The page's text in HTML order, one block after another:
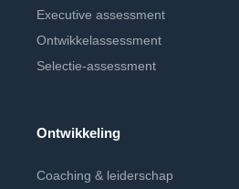
Executive assessment
Ontwikkelassessment
Selectie-assessment
Ontwikkeling
Coaching & leiderschap